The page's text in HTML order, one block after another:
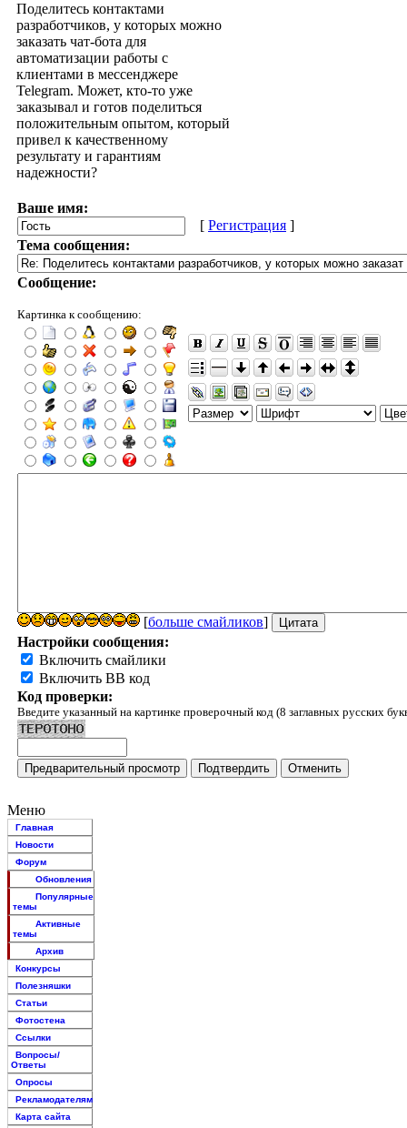
Поделитесь контактами
разработчиков, у которых можно
заказать чат-бота для
автоматизации работы с
клиентами в мессенджере
Telegram. Может, кто-то уже
заказывал и готов поделиться
положительным опытом, который
привел к качественному
результату и гарантиям
надежности?
Ваше имя:
[ Регистрация ]
Тема сообщения:
Сообщение:
Картинка к сообщению:
[больше смайликов]
Настройки сообщения:
Включить смайлики
Включить BB код
Код проверки:
Введите указанный на картинке проверочный код (8 заглавных русских
Меню
Главная
Новости
Форум
Обновления
Популярные
темы
Активные
темы
Архив
Конкурсы
Полезняшки
Статьи
Фотостена
Ссылки
Вопросы/
Ответы
Опросы
Рекламодателям
Карта сайта